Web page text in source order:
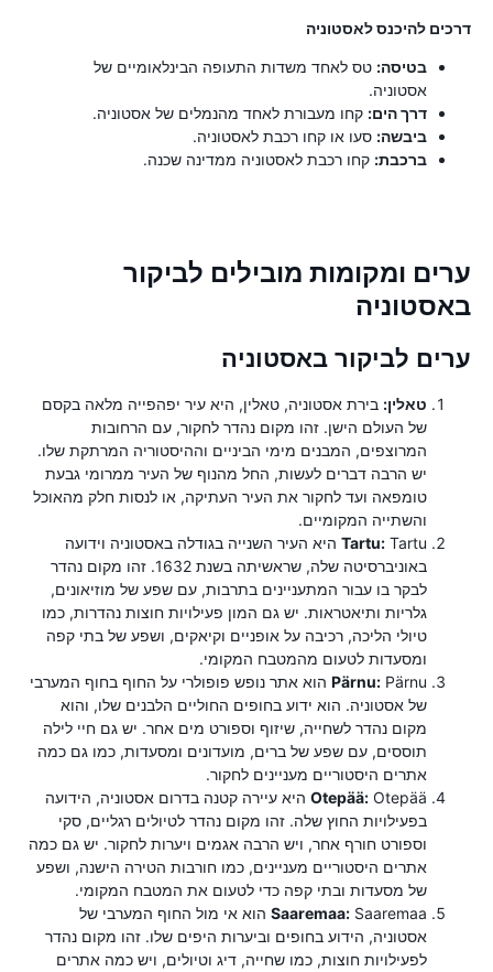
דרכים להיכנס לאסטוניה
בטיסה: טס לאחד משדות התעופה הבינלאומיים של
אסטוניה.
דרך הים: קחו מעבורת לאחד מהנמלים של אסטוניה.
ביבשה: סעו או קחו רכבת לאסטוניה.
ברכבת: קחו רכבת לאסטוניה ממדינה שכנה.
ערים ומקומות מובילים לביקור
באסטוניה
ערים לביקור באסטוניה
טאלין: בירת אסטוניה, טאלין, היא עיר יפהפייה מלאה בקסם
של העולם הישן. זהו מקום נהדר לחקור, עם הרחובות
המרוצפים, המבנים מימי הביניים וההיסטוריה המרתקת שלו.
יש הרבה דברים לעשות, החל מהנוף של העיר ממרומי גבעת
טומפאה ועד לחקור את העיר העתיקה, או לנסות חלק מהאוכל
והשתייה המקומיים.
Tartu: Tartu היא העיר השנייה בגודלה באסטוניה וידועה
באוניברסיטה שלה, שראשיתה בשנת 1632. זהו מקום נהדר
לבקר בו עבור המתעניינים בתרבות, עם שפע של מוזיאונים,
גלריות ותיאטראות. יש גם המון פעילויות חוצות נהדרות, כמו
טיולי הליכה, רכיבה על אופניים וקיאקים, ושפע של בתי קפה
ומסעדות לטעום מהמטבח המקומי.
Pärnu: Pärnu הוא אתר נופש פופולרי על החוף בחוף המערבי
של אסטוניה. הוא ידוע בחופים החוליים הלבנים שלו, והוא
מקום נהדר לשחייה, שיזוף וספורט מים אחר. יש גם חיי לילה
תוססים, עם שפע של ברים, מועדונים ומסעדות, כמו גם כמה
אתרים היסטוריים מעניינים לחקור.
Otepää: Otepää היא עיירה קטנה בדרום אסטוניה, הידועה
בפעילויות החוץ שלה. זהו מקום נהדר לטיולים רגליים, סקי
וספורט חורף אחר, ויש הרבה אגמים ויערות לחקור. יש גם כמה
אתרים היסטוריים מעניינים, כמו חורבות הטירה הישנה, ושפע
של מסעדות ובתי קפה כדי לטעום את המטבח המקומי.
Saaremaa: Saaremaa הוא אי מול החוף המערבי של
אסטוניה, הידוע בחופים וביערות היפים שלו. זהו מקום נהדר
לפעילויות חוצות, כמו שחייה, דיג וטיולים, ויש כמה אתרים